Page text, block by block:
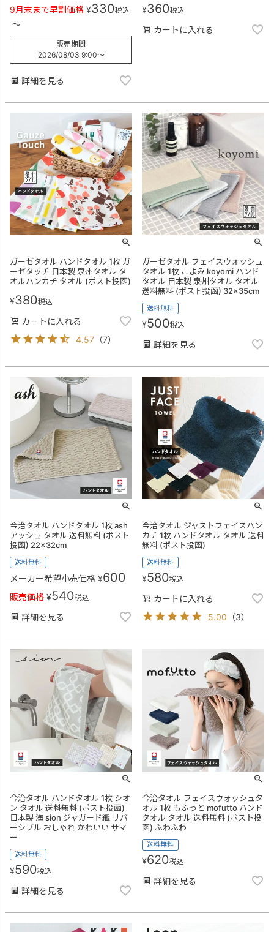
9月末まで早割価格 ¥330税込
〜
販売期間
2026/08/03 9:00〜
詳細を見る
¥360税込
カートに入れる
ガーゼタオル ハンドタオル 1枚 ガ
ーゼタッチ 日本製 泉州タオル タ
オルハンカチ タオル (ポスト投函)
¥380税込
カートに入れる
4.57 （7）
ガーゼタオル フェイスウォッシュ
タオル 1枚 こよみ koyomi ハンド
タオル 日本製 泉州タオル タオル
送料無料 (ポスト投函) 32×35cm
送料無料
¥500税込
詳細を見る
今治タオル ハンドタオル 1枚 ash
アッシュ タオル 送料無料 (ポスト
投函) 22×32cm
送料無料
メーカー希望小売価格 ¥600
販売価格 ¥540税込
詳細を見る
今治タオル ジャストフェイスハン
カチ 1枚 ハンドタオル タオル 送料
無料 (ポスト投函)
送料無料
¥580税込
カートに入れる
5.00 （3）
今治タオル ハンドタオル 1枚 シオ
ン タオル 送料無料 (ポスト投函)
日本製 海 sion ジャガード織 リバ
ーシブル おしゃれ かわいい サマ
ー
送料無料
¥590税込
詳細を見る
今治タオル フェイスウォッシュタ
オル 1枚 もふっと mofutto ハンド
タオル タオル 送料無料 (ポスト投
函) ふわふわ
送料無料
¥620税込
詳細を見る